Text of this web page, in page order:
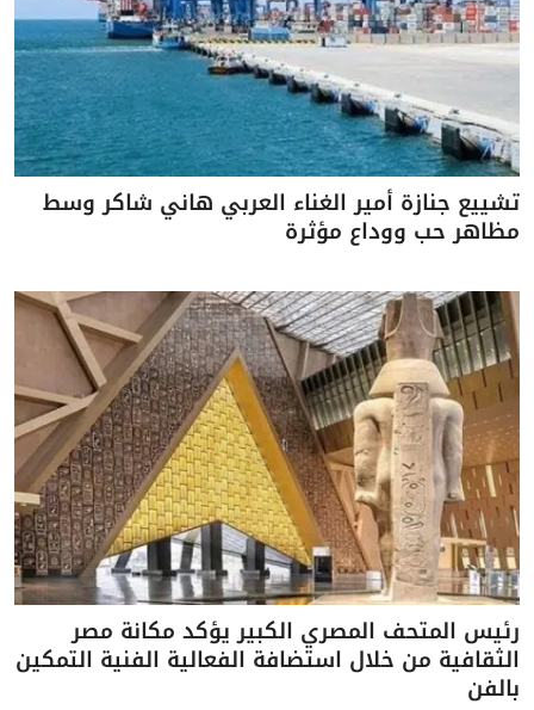
تشييع جنازة أمير الغناء العربي هاني شاكر وسط
مظاهر حب ووداع مؤثرة
رئيس المتحف المصري الكبير يؤكد مكانة مصر
الثقافية من خلال استضافة الفعالية الفنية التمكين
بالفن